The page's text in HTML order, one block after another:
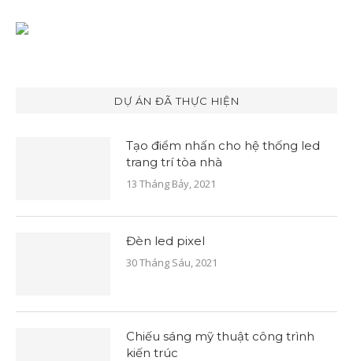
DỰ ÁN ĐÃ THỰC HIỆN
Tạo điểm nhấn cho hệ thống led
trang trí tòa nhà
13 Tháng Bảy, 2021
Đèn led pixel
30 Tháng Sáu, 2021
Chiếu sáng mỹ thuật công trình
kiến trúc